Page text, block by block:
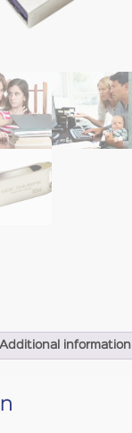
Additional information